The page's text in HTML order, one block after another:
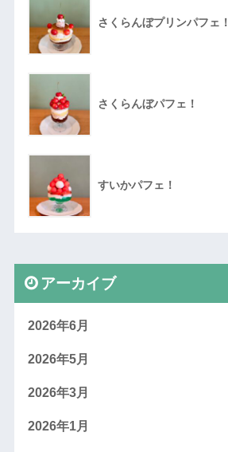
さくらんぼプリンパフェ！
さくらんぼパフェ！
すいかパフェ！
アーカイブ
2026年6月
2026年5月
2026年3月
2026年1月